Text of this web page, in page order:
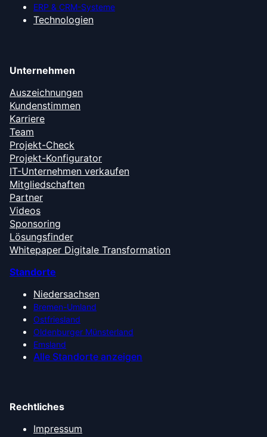
ERP & CRM-Systeme
Technologien
Unternehmen
Auszeichnungen
Kundenstimmen
Karriere
Team
Projekt-Check
Projekt-Konfigurator
IT-Unternehmen verkaufen
Mitgliedschaften
Partner
Videos
Sponsoring
Lösungsfinder
Whitepaper Digitale Transformation
Standorte
Niedersachsen
Bremen-Umland
Ostfriesland
Oldenburger Münsterland
Emsland
Alle Standorte anzeigen
Rechtliches
Impressum